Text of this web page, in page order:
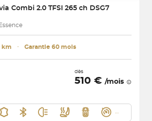
Combi 2.0 TFSI 265 ch DSG7
km ･ Garantie 60 mois
dès
510 € /mois